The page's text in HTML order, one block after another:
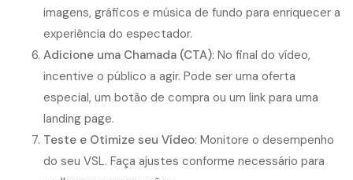
imagens, gráficos e música de fundo para enriquecer a
experiência do espectador.
Adicione uma Chamada (CTA): No final do vídeo,
incentive o público a agir. Pode ser uma oferta
especial, um botão de compra ou um link para uma
landing page.
Teste e Otimize seu Vídeo: Monitore o desempenho
do seu VSL. Faça ajustes conforme necessário para